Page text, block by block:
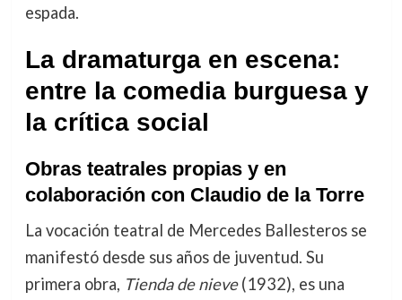
espada.
La dramaturga en escena:
entre la comedia burguesa y
la crítica social
Obras teatrales propias y en
colaboración con Claudio de la Torre
La vocación teatral de Mercedes Ballesteros se
manifestó desde sus años de juventud. Su
primera obra, Tienda de nieve(1932), es una